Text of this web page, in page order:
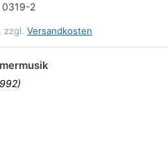
0319-2
zzgl. Versandkosten